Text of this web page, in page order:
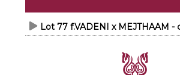
Lot 77 f.VADENI x MEJTHAAM